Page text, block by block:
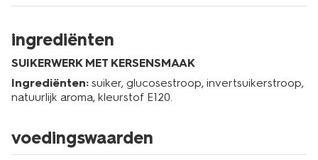
ingrediënten
SUIKERWERK MET KERSENSMAAK
Ingrediënten: suiker, glucosestroop, invertsuikerstroop,
natuurlijk aroma, kleurstof E120.
voedingswaarden